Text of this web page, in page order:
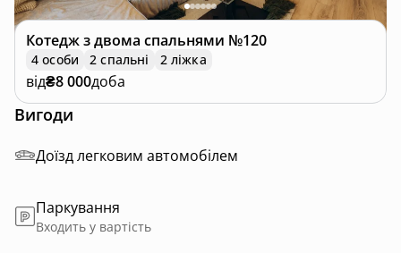
Котеджз двома спальнями №120
4 особи 2 спальні 2 ліжка
від₴8 000доба
Вигоди
Доїзд легковим автомобілем
Паркування
Входить у вартість